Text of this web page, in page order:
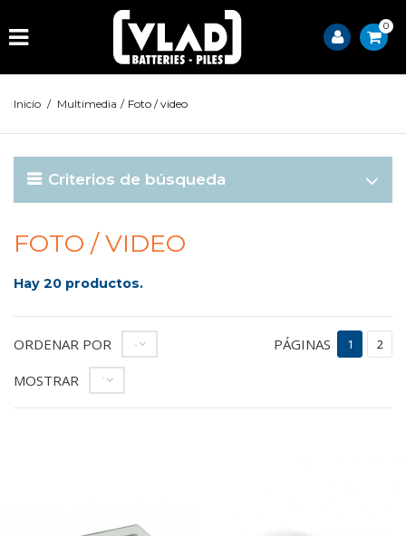
0
Inicio / Multimedia / Foto / video
Criterios de búsqueda
FOTO / VIDEO
Hay 20 productos.
ORDENAR POR --
MOSTRAR 12
PÁGINAS 1 2